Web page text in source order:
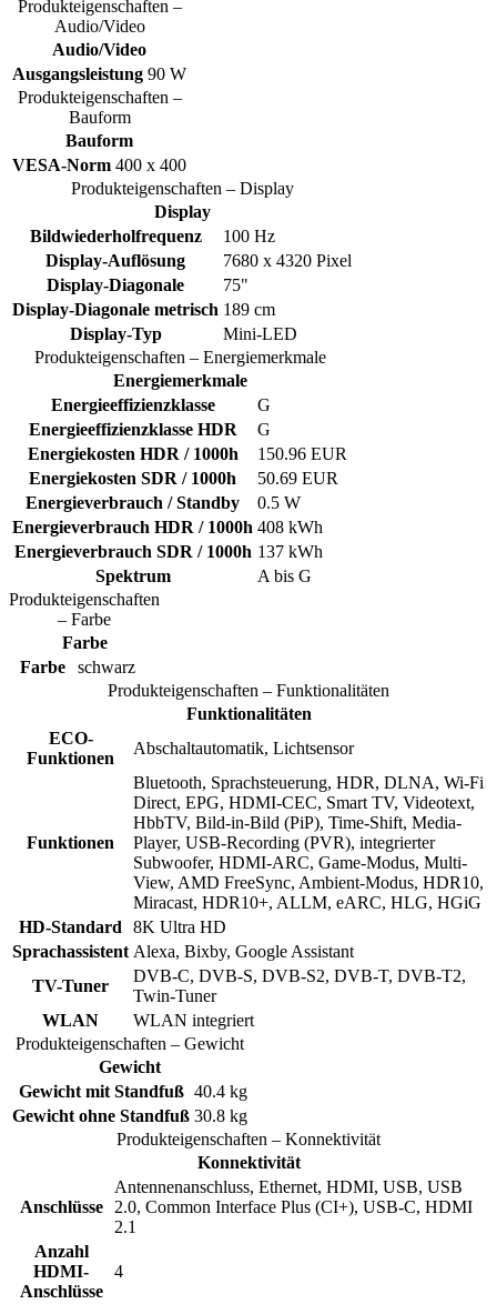
Produkteigenschaften –
Audio/Video
Audio/Video
Ausgangsleistung 90 W
Produkteigenschaften –
Bauform
Bauform
VESA-Norm 400 x 400
Produkteigenschaften – Display
Display
Bildwiederholfrequenz
100 Hz
Display-Auflösung
7680 x 4320 Pixel
Display-Diagonale
75"
Display-Diagonale metrisch 189 cm
Display-Typ
Mini-LED
Produkteigenschaften – Energiemerkmale
Energiemerkmale
Energieeffizienzklasse
G
Energieeffizienzklasse HDR
G
Energiekosten HDR / 1000h
150.96 EUR
Energiekosten SDR / 1000h
50.69 EUR
Energieverbrauch / Standby
0.5 W
Energieverbrauch HDR / 1000h 408 kWh
Energieverbrauch SDR / 1000h 137 kWh
Spektrum
A bis G
Produkteigenschaften
– Farbe
Farbe
Farbe
schwarz
Produkteigenschaften – Funktionalitäten
Funktionalitäten
ECO-
Funktionen
Abschaltautomatik, Lichtsensor
Funktionen
Bluetooth, Sprachsteuerung, HDR, DLNA, Wi-Fi
Direct, EPG, HDMI-CEC, Smart TV, Videotext,
HbbTV, Bild-in-Bild (PiP), Time-Shift, Media-
Player, USB-Recording (PVR), integrierter
Subwoofer, HDMI-ARC, Game-Modus, Multi-
View, AMD FreeSync, Ambient-Modus, HDR10,
Miracast, HDR10+, ALLM, eARC, HLG, HGiG
HD-Standard
8K Ultra HD
Sprachassistent Alexa, Bixby, Google Assistant
TV-Tuner
DVB-C, DVB-S, DVB-S2, DVB-T, DVB-T2,
Twin-Tuner
WLAN
WLAN integriert
Produkteigenschaften – Gewicht
Gewicht
Gewicht mit Standfuß 40.4 kg
Gewicht ohne Standfuß 30.8 kg
Produkteigenschaften – Konnektivität
Konnektivität
Anschlüsse
Antennenanschluss, Ethernet, HDMI, USB, USB
2.0, Common Interface Plus (CI+), USB-C, HDMI
2.1
Anzahl
HDMI-
Anschlüsse
4